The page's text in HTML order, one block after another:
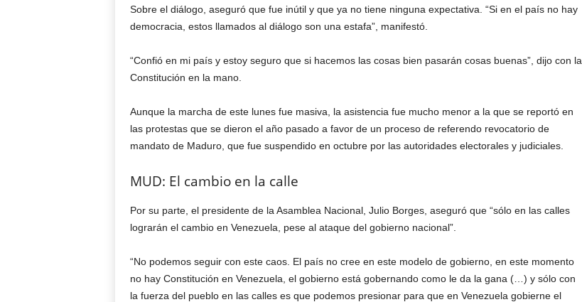
Sobre el diálogo, aseguró que fue inútil y que ya no tiene ninguna expectativa. “Si en el país no hay
democracia, estos llamados al diálogo son una estafa”, manifestó.
“Confió en mi país y estoy seguro que si hacemos las cosas bien pasarán cosas buenas”, dijo con la
Constitución en la mano.
Aunque la marcha de este lunes fue masiva, la asistencia fue mucho menor a la que se reportó en
las protestas que se dieron el año pasado a favor de un proceso de referendo revocatorio de
mandato de Maduro, que fue suspendido en octubre por las autoridades electorales y judiciales.
MUD: El cambio en la calle
Por su parte, el presidente de la Asamblea Nacional, Julio Borges, aseguró que “sólo en las calles
lograrán el cambio en Venezuela, pese al ataque del gobierno nacional”.
“No podemos seguir con este caos. El país no cree en este modelo de gobierno, en este momento
no hay Constitución en Venezuela, el gobierno está gobernando como le da la gana (…) y sólo con
la fuerza del pueblo en las calles es que podemos presionar para que en Venezuela gobierne el